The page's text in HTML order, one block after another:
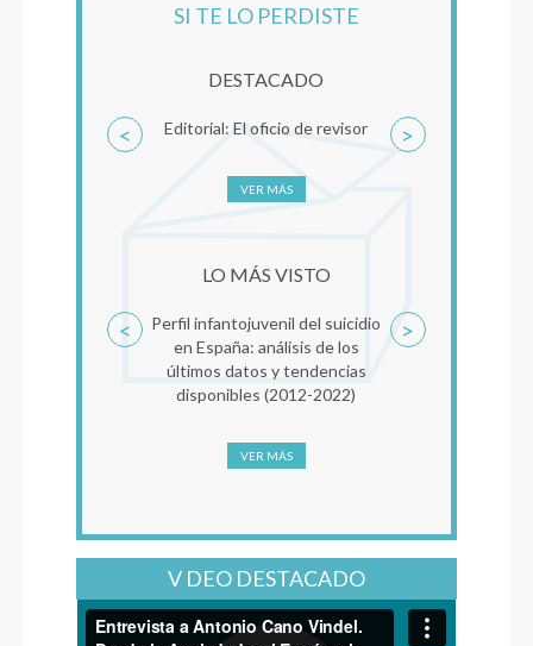
SI TE LO PERDISTE
DESTACADO
Editorial: El oficio de revisor
VER MÁS
< >
LO MÁS VISTO
Perfil infantojuvenil del suicidio
en España: análisis de los
últimos datos y tendencias
disponibles (2012-2022)
VER MÁS
< >
V DEO DESTACADO